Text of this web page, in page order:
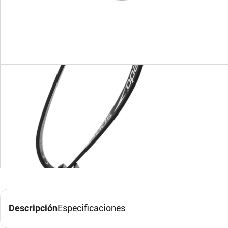
DescripciónEspecificaciones
SPEEDO